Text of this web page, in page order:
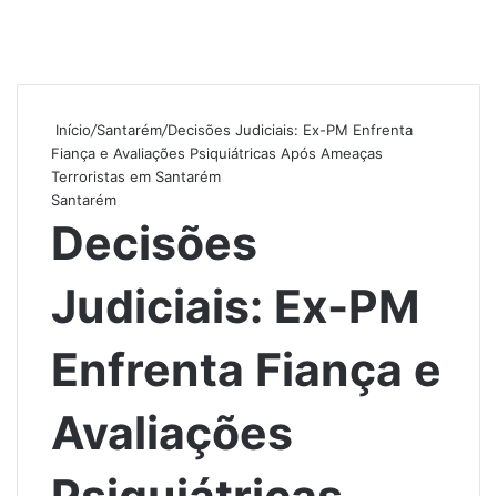
Início/Santarém/Decisões Judiciais: Ex-PM Enfrenta
Fiança e Avaliações Psiquiátricas Após Ameaças
Terroristas em Santarém
Santarém
Decisões
Judiciais: Ex-PM
Enfrenta Fiança e
Avaliações